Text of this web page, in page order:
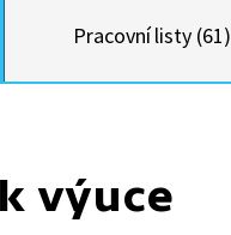
Pracovní listy (61)
výuce